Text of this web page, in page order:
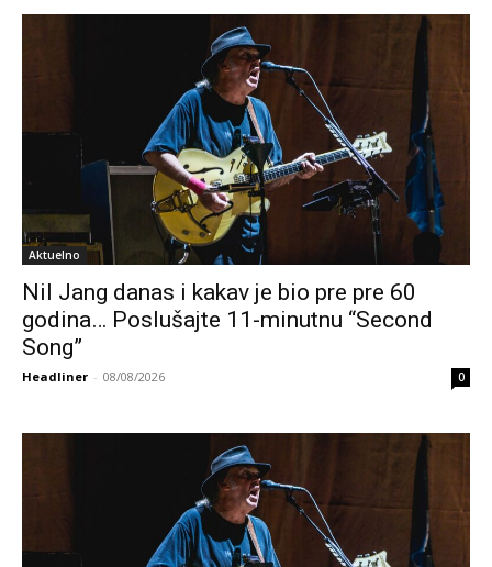
Aktuelno
Nil Jang danas i kakav je bio pre pre 60
godina… Poslušajte 11-minutnu “Second
Song”
Headliner - 08/08/2026 0